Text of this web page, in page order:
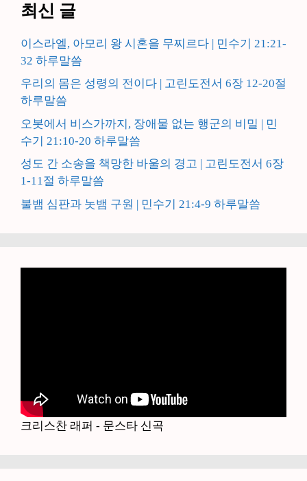
최신 글
이스라엘, 아모리 왕 시혼을 무찌르다 | 민수기 21:21-
32 하루말씀
우리의 몸은 성령의 전이다 | 고린도전서 6장 12-20절
하루말씀
오봇에서 비스가까지, 장애물 없는 행군의 비밀 | 민
수기 21:10-20 하루말씀
성도 간 소송을 책망한 바울의 경고 | 고린도전서 6장
1-11절 하루말씀
불뱀 심판과 놋뱀 구원 | 민수기 21:4-9 하루말씀
크리스찬 래퍼 - 문스타 신곡